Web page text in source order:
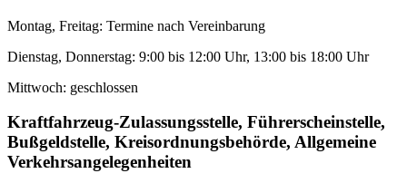
Montag, Freitag: Termine nach Vereinbarung
Dienstag, Donnerstag: 9:00 bis 12:00 Uhr, 13:00 bis 18:00 Uhr
Mittwoch: geschlossen
Kraftfahrzeug-Zulassungsstelle, Führerscheinstelle,
Bußgeldstelle, Kreisordnungsbehörde, Allgemeine
Verkehrsangelegenheiten